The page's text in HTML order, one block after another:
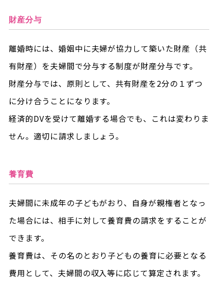
財産分与
離婚時には、婚姻中に夫婦が協力して築いた財産（共
有財産）を夫婦間で分与する制度が財産分与です。
財産分与では、原則として、共有財産を2分の１ずつ
に分け合うことになります。
経済的DVを受けて離婚する場合でも、これは変わりま
せん。適切に請求しましょう。
養育費
夫婦間に未成年の子どもがおり、自身が親権者となっ
た場合には、相手に対して養育費の請求をすることが
できます。
養育費は、その名のとおり子どもの養育に必要となる
費用として、夫婦間の収入等に応じて算定されます。